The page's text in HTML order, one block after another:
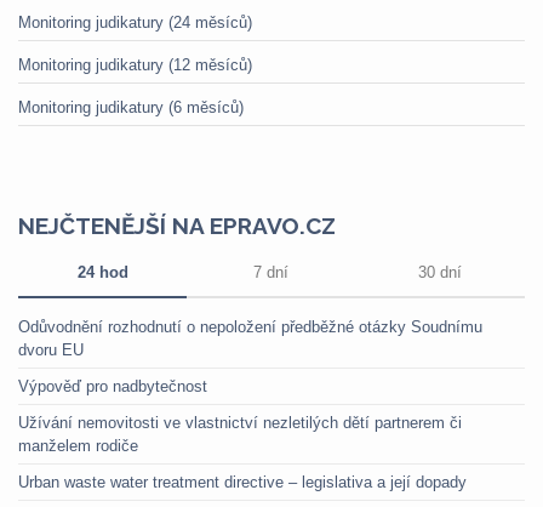
Monitoring judikatury (24 měsíců)
Monitoring judikatury (12 měsíců)
Monitoring judikatury (6 měsíců)
NEJČTENĚJŠÍ NA EPRAVO.CZ
24 hod 7 dní 30 dní
Odůvodnění rozhodnutí o nepoložení předběžné otázky Soudnímu
dvoru EU
Výpověď pro nadbytečnost
Užívání nemovitosti ve vlastnictví nezletilých dětí partnerem či
manželem rodiče
Urban waste water treatment directive – legislativa a její dopady